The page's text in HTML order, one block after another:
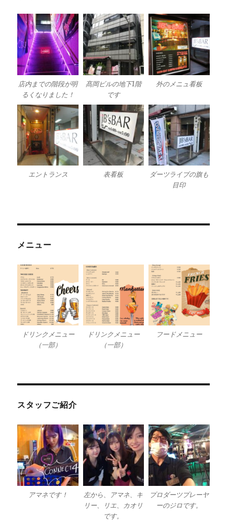
店内までの階段が明
るくなりました！
髙岡ビルの地下1階
です
外のメニュ看板
エントランス 表看板
ダーツライブの旗も
目印
メニュー
ドリンクメニュー
（一部）
ドリンクメニュー
（一部）
フードメニュー
スタッフご紹介
アマネです！
左から、アマネ、キ
リー、リエ、カオリ
です。
プロダーツプレーヤ
ーのジロです。